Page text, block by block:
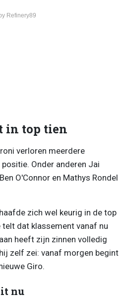
Refinery89
in top tien
verloren meerdere
Onder anderen Jai
O'Connor en Mathys Rondel
zich wel keurig in de top
dat klassement vanaf nu
heeft zijn zinnen volledig
zelf zei: vanaf morgen begint
Giro.
nu